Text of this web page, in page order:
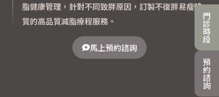
門
診
時
段
預
約
諮
詢
脂健康管理，針對不同致胖原因，訂製不復胖易瘦體
質的高品質減脂療程服務。
馬上預約諮詢